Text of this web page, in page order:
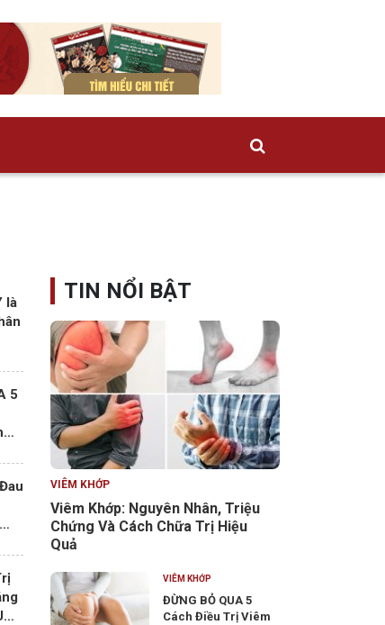
là
5
TIN NỔI BẬT
VIÊM KHỚP
Viêm Khớp: Nguyên Nhân, Triệu
Chứng Và Cách Chữa Trị Hiệu
Quả
VIÊM KHỚP
ĐỪNG BỎ QUA 5
Cách Điều Trị Viêm